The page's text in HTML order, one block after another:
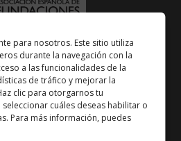
para nosotros. Este sitio utiliza
durante la navegación con la
a las funcionalidades de la
de tráfico y mejorar la
clic para otorgarnos tu
cuáles deseas habilitar o
Para más información, puedes
de interés
de Fundaciones